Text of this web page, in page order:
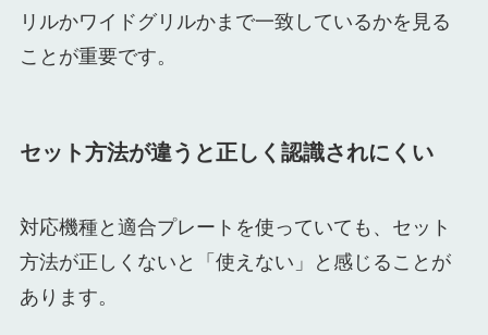
リルかワイドグリルかまで一致しているかを見る
ことが重要です。
セット方法が違うと正しく認識されにくい
対応機種と適合プレートを使っていても、セット
方法が正しくないと「使えない」と感じることが
あります。